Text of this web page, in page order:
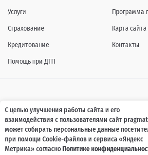
Услуги
Страхование
Кредитование
Помощь при ДТП
Программа
Карта сайта
Контакты
Информация о технических характеристиках, составе
гамме и стоимости автомобилей, а также действующих
их проведения, указанных на сайте
характер и ни при каких условиях не является
определяемой положениями пунктом 2 статьи 437
Российской Федерации. Для получения подробной
специалистам нашей компании.
С целью улучшения работы сайта и его
взаимодействия с пользователями сайт
может собирать персональные данные
при помощи Cookie-файлов и сервиса «Яндекс
Метрика» согласноПолитике